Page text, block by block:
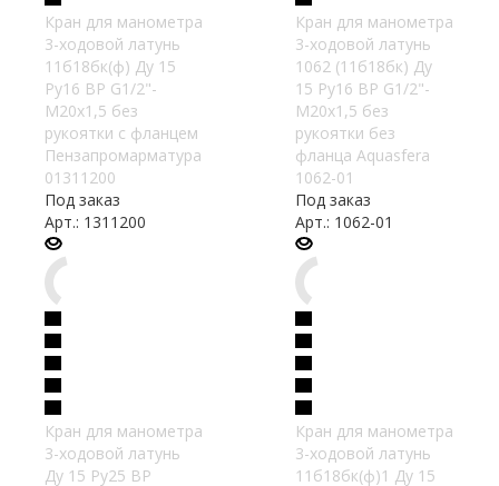
Кран для манометра
3-ходовой латунь
11б18бк(ф) Ду 15
Ру16 ВР G1/2"-
М20х1,5 без
рукоятки с фланцем
Пензапромарматура
01311200
Под заказ
Арт.: 1311200
Кран для манометра
3-ходовой латунь
1062 (11б18бк) Ду
15 Ру16 ВР G1/2"-
М20х1,5 без
рукоятки без
фланца Aquasfera
1062-01
Под заказ
Арт.: 1062-01
Кран для манометра
3-ходовой латунь
Ду 15 Ру25 ВР
Кран для манометра
3-ходовой латунь
11б18бк(ф)1 Ду 15